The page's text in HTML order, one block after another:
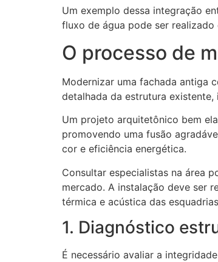
Um exemplo dessa integração
fluxo de água pode ser realizado
O processo de
Modernizar uma fachada antiga
detalhada da estrutura
Um projeto arquitetônico bem
promovendo uma fusão
cor e eficiência energética.
Consultar especialistas na área
mercado. A instalação deve ser
térmica e acústica das
1. Diagnóstico
É necessário avaliar a